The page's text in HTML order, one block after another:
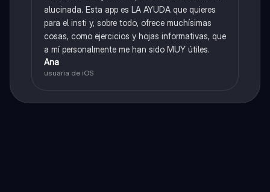
alucinada. Esta app es LA AYUDA que quieres
para el insti y, sobre todo, ofrece muchísimas
cosas, como ejercicios y hojas informativas, que
a mí personalmente me han sido MUY útiles.
Ana
usuaria de iOS